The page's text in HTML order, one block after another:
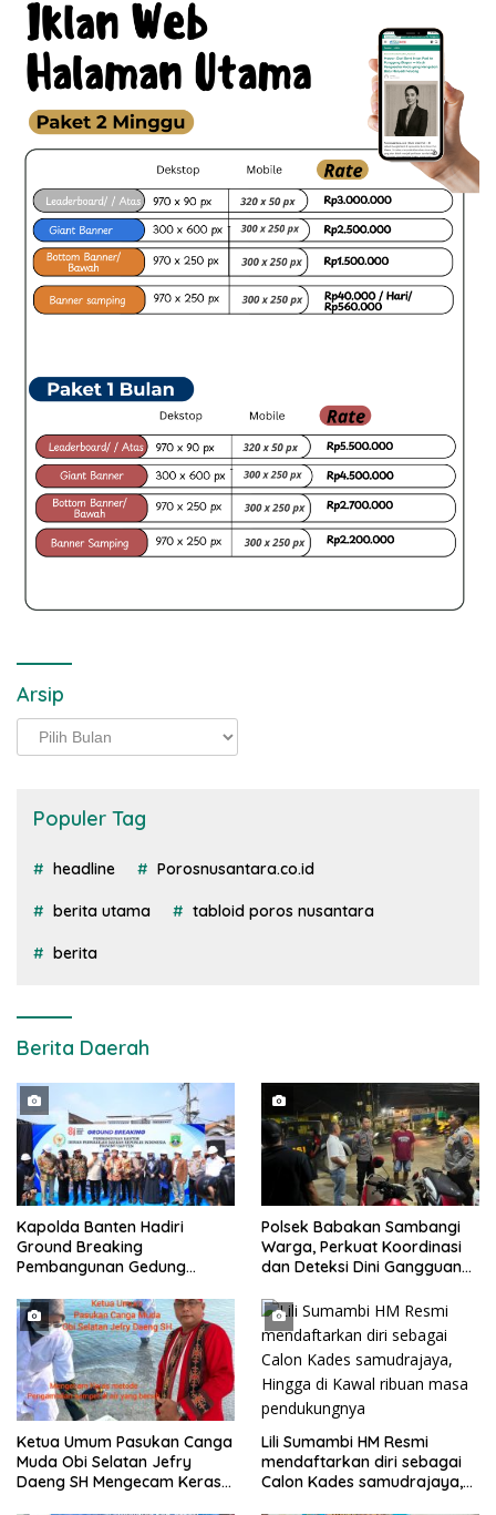
Arsip
Arsip
Populer Tag
headline Porosnusantara.co.id
berita utama tabloid poros nusantara
berita
Berita Daerah
Kapolda Banten Hadiri
Ground Breaking
Pembangunan Gedung
Provinsi Banten
Polsek Babakan Sambangi
Warga, Perkuat Koordinasi
dan Deteksi Dini Gangguan
Ketua Umum Pasukan Canga
Muda Obi Selatan Jefry
Daeng SH Mengecam Keras
Lili Sumambi HM Resmi
mendaftarkan diri sebagai
Calon Kades samudrajaya,